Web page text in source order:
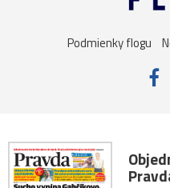
Podmienky flogu